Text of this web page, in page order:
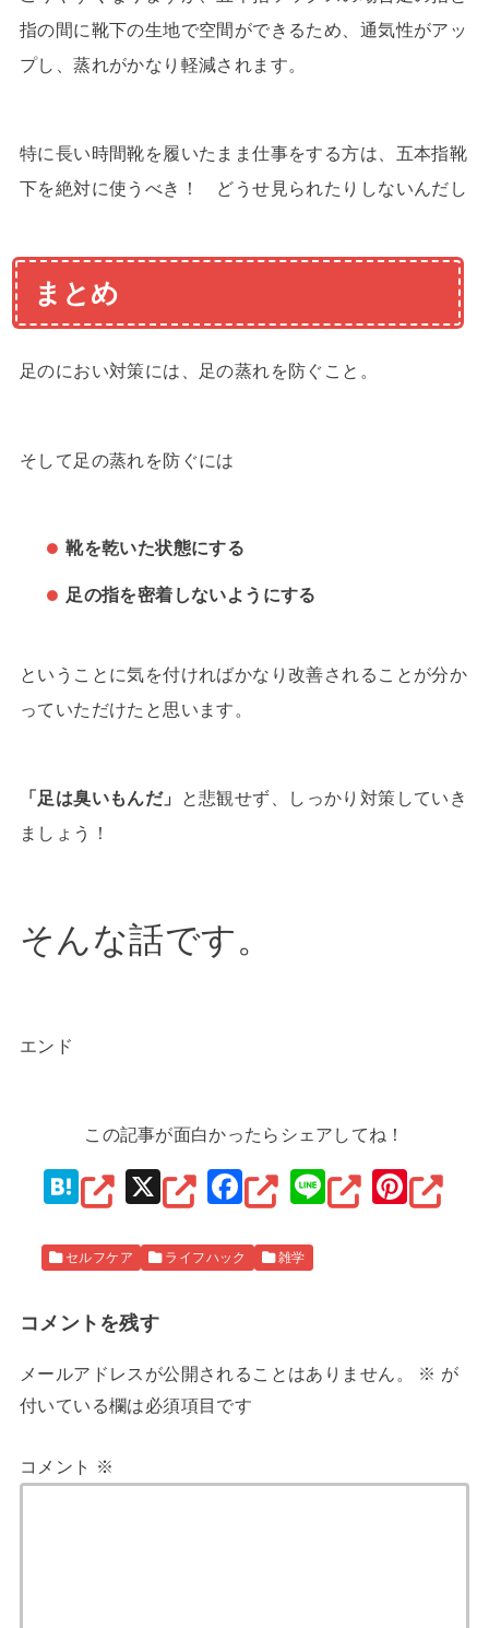
指の間に靴下の生地で空間ができるため、通気性がアッ
プし、蒸れがかなり軽減されます。
特に長い時間靴を履いたまま仕事をする方は、五本指靴
下を絶対に使うべき！ どうせ見られたりしないんだし
まとめ
足のにおい対策には、足の蒸れを防ぐこと。
そして足の蒸れを防ぐには
靴を乾いた状態にする
足の指を密着しないようにする
ということに気を付ければかなり改善されることが分か
っていただけたと思います。
「足は臭いもんだ」
と悲観せず、しっかり対策していき
ましょう！
そんな話です。
エンド
この記事が面白かったらシェアしてね！
H
at
e
a
X
F
a
c
o
o
Li
n
Pi
nt
セルフケア ライフハック 雑学
コメントを残す
メールアドレスが公開されることはありません。 ※ が
付いている欄は必須項目です
コメント ※